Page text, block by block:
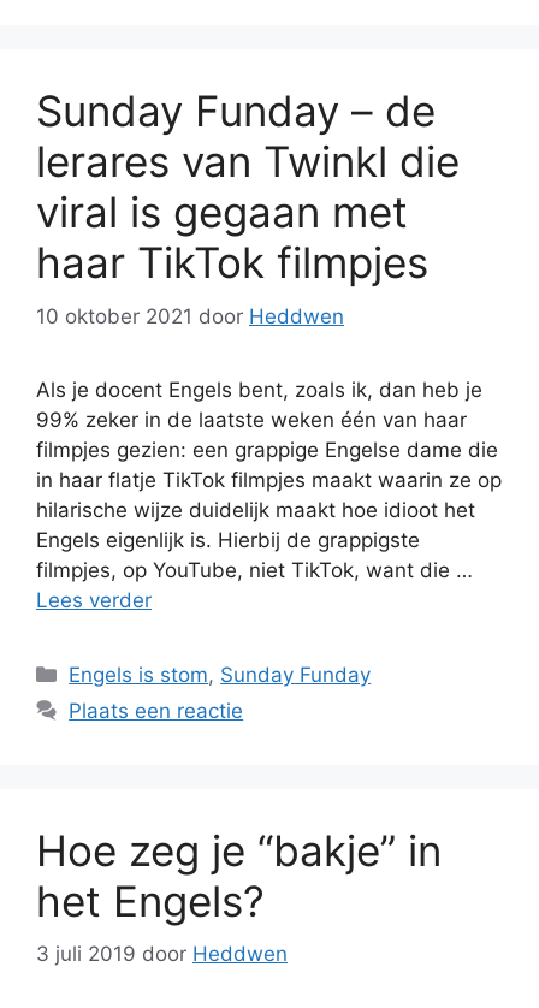
Sunday Funday – de
lerares van Twinkl die
viral is gegaan met
haar TikTok filmpjes
10 oktober 2021 door Heddwen
Als je docent Engels bent, zoals ik, dan heb je
99% zeker in de laatste weken één van haar
filmpjes gezien: een grappige Engelse dame die
in haar flatje TikTok filmpjes maakt waarin ze op
hilarische wijze duidelijk maakt hoe idioot het
Engels eigenlijk is. Hierbij de grappigste
filmpjes, op YouTube, niet TikTok, want die …
Lees verder
Categorieën
Engels is stom, Sunday Funday
Plaats een reactie
Hoe zeg je “bakje” in
het Engels?
3 juli 2019 door Heddwen